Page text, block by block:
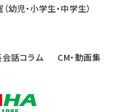
児・小学生・中学生）
話コラム CM・動画集